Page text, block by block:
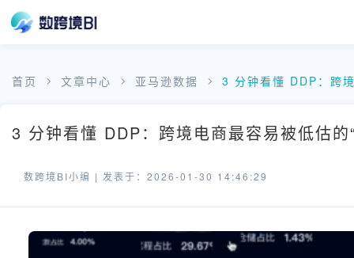
首页 文章中心 亚马逊数据 3 分钟看懂 DDP：跨
3 分钟看懂 DDP：跨境电商最容易被低估
数跨境BI小编 | 发表于：2026-01-30 14:46:29